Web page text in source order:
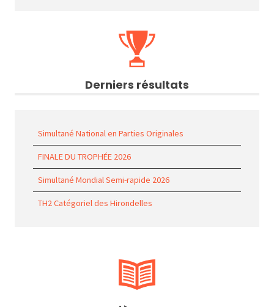
Derniers résultats
Simultané National en Parties Originales
FINALE DU TROPHÉE 2026
Simultané Mondial Semi-rapide 2026
TH2 Catégoriel des Hirondelles